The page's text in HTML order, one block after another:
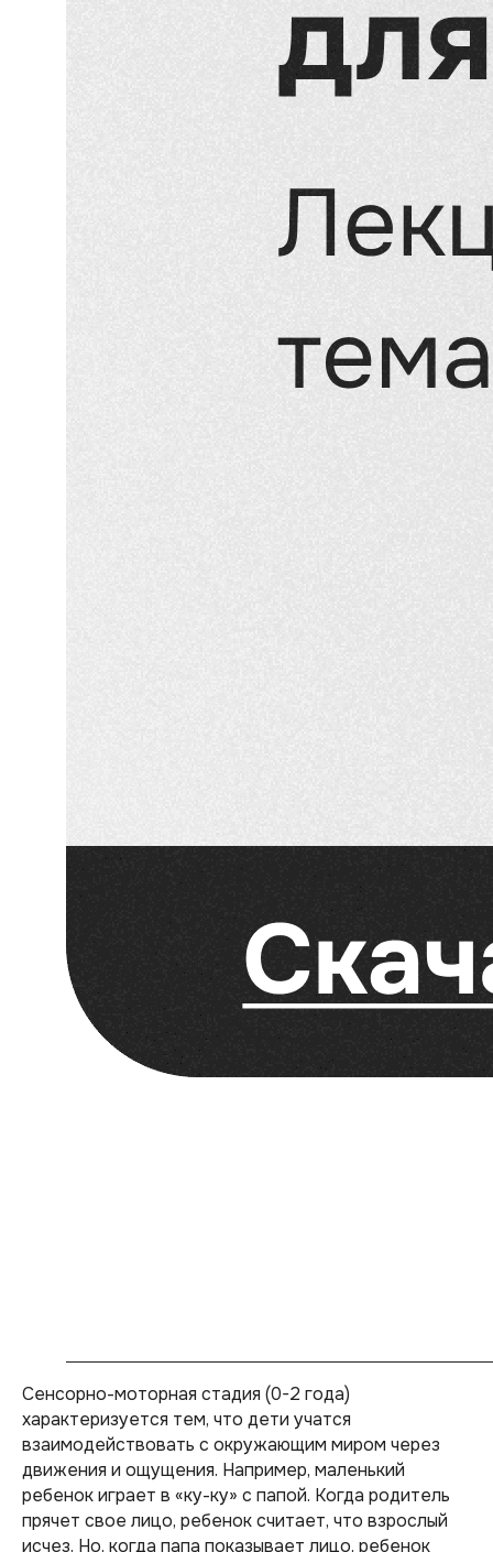
Сенсорно-моторная стадия (0-2 года)
характеризуется тем, что дети учатся
взаимодействовать с окружающим миром через
движения и ощущения. Например, маленький
ребенок играет в «ку-ку» с папой. Когда родитель
прячет свое лицо, ребенок считает, что взрослый
исчез. Но, когда папа показывает лицо, ребенок